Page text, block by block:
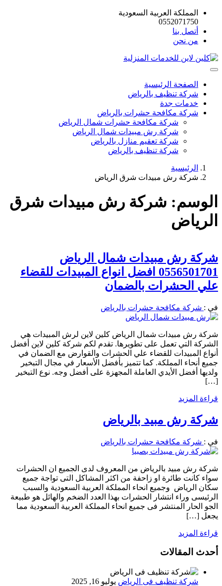
المملكة العربية السعودية
0552071750
أتصل بنا
من نحن
الصفحة الرئيسية
شركة تنظيف بالرياض
خدمات جدة
شركة مكافحة حشرات بالرياض
شركة مكافحة حشرات شمال الرياض
شركة رش مبيدات شمال الرياض
شركة تعقيم منازل بالرياض
شركة تنظيف بالرياض
الرئيسية
شركة رش مبيدات شرق الرياض
الوسم: شركة رش مبيدات شرق
الرياض
شركة رش مبيدات شمال الرياض
0556501701 افضل انواع المبيدات للقضاء
علي الحشرات بالضمان
في : شركة مكافحة حشرات بالرياض
شركة رش مبيدات شمال الرياض كلين لاين لرش المبيدات هي
الشركة التي تعمل على تطويرها. تقدم لكم شركة كلين لاين أفضل
أنواع المبيدات للقضاء علي الحشرات والقوارض مع الضمان في
جميع أنحاء المملكة. كما تتميز بأفضل الأسعار في مجال التبخير
ولديها أفضل الأيدي العاملة المجهزة على أفضل وجه. نوع التبخير
[…]
قراءة المزيد
شركة رش مبيد بالرياض
في : شركة مكافحة حشرات بالرياض
شركة رش مبيد بالرياض من المعروف لدى الجميع ان الحشرات
سواء كانت طائرة او زاحفة من اكثر المشاكل التى تواجة جميع
سكان الرياض وجميع انحاء المملكة العربية السعودية والسبب
الرئيسى وراء انتشار الحشرات بهذا العدد الضخم والهائل هو طبيعة
الجو الحار المنتشر فى جميع انحاء المملكة العربية السعودية مما
يجعل […]
قراءة المزيد
أحدث المقالات
شركة تنظيف فى الرياض يوليو 16, 2025